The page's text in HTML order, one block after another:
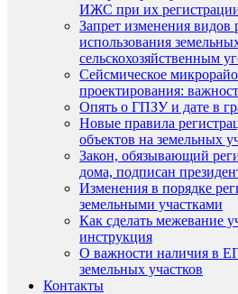
ИЖС при их
Запрет изменения видов
использования
сельскохозяйственным
Сейсмическое
проектирования:
Опять о ГПЗУ и дате в
Новые правила
объектов на земельных
Закон, обязывающий
дома, подписан
Изменения в порядке
земельными участками
Как сделать межевание
инструкция
О важности наличия в
земельных участков
Контакты